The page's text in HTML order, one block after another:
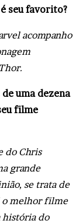
seu favorito?
acompanho
uma dezena
filme
do Chris
grande
se trata de
o melhor filme
história do